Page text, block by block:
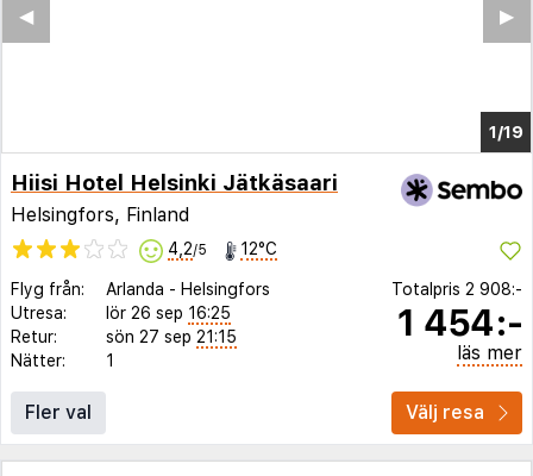
1/15
▶︎
◀︎
Hiisi Hotel Helsinki Jätkäsaari
Helsingfors, Finland
4,2/5 12°C
Flyg från: Arlanda - Helsingfors
Utresa:
lör 26 sep 16:25
Retur:
sön 27 sep 21:15
Nätter:
1
Totalpris 2 908:-
1 454:-
läs mer
Fler val Välj resa